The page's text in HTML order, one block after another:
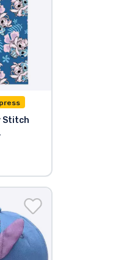
Stitch